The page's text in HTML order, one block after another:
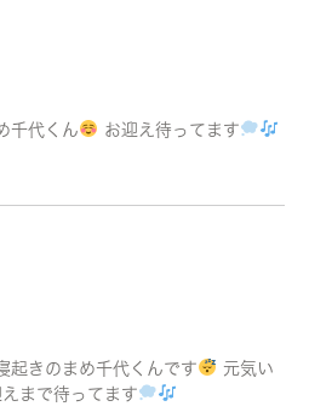
千代くん お迎え待ってます
起きのまめ千代くんです
元気い
まで待ってます